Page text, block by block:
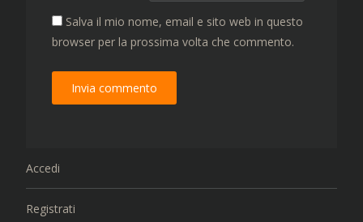
Salva il mio nome, email e sito web in questo
browser per la prossima volta che commento.
Accedi
Registrati